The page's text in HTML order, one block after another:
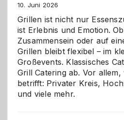
10. Juni 2026
Grillen ist nicht nur
ist Erlebnis und Emotion.
Zusammensein oder auf
Grillen bleibt flexibel – im
Großevents. Klassisches
Grill Catering ab. Vor allem,
betrifft: Privater Kreis,
und viele mehr.